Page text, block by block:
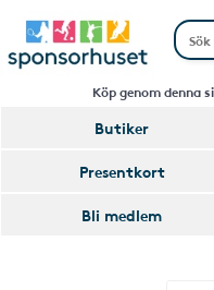
Köp genom denna
Butiker
Presentkort
Bli medlem